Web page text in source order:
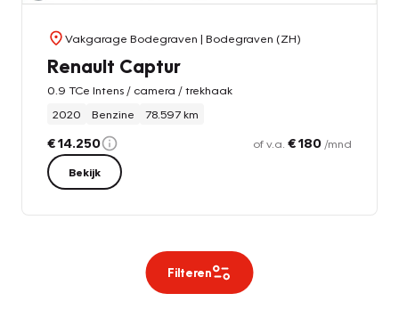
Vakgarage Bodegraven | Bodegraven (ZH)
Renault Captur
0.9 TCe Intens / camera / trekhaak
2020
Benzine 78.597 km
€ 14.250 of v.a. € 180 /mnd
Bekijk
Filteren